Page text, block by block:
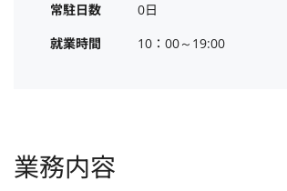
常駐日数
0日
就業時間
10：00～19:00
業務内容